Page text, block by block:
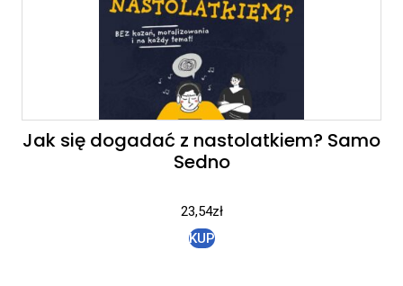
Jak się dogadać z nastolatkiem? Samo
Sedno
23,54zł
KUP